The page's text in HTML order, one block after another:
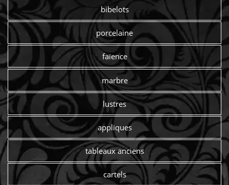
bibelots
porcelaine
faïence
marbre
lustres
appliques
tableaux anciens
cartels